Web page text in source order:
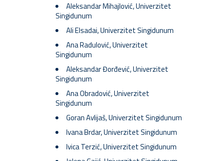
Aleksandar Mihajlović, Univerzitet
Singidunum
Ali Elsadai, Univerzitet Singidunum
Ana Radulović, Univerzitet
Singidunum
Aleksandar Đorđević, Univerzitet
Singidunum
Ana Obradović, Univerzitet
Singidunum
Goran Avlijaš, Univerzitet Singidunum
Ivana Brdar, Univerzitet Singidunum
Ivica Terzić, Univerzitet Singidunum